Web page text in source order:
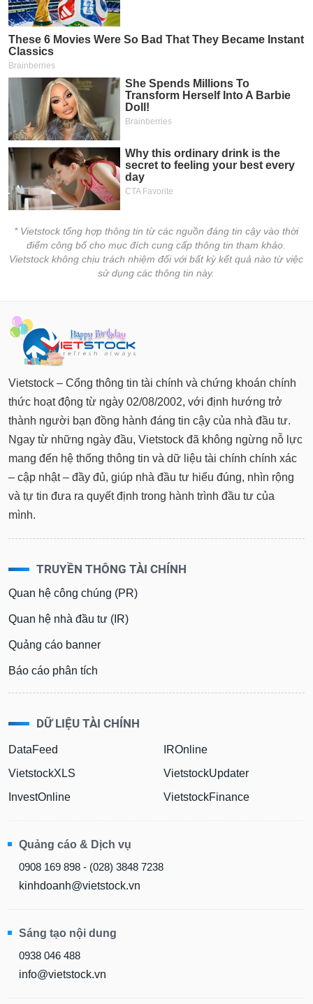
* Vietstock tổng hợp thông tin từ các nguồn đáng tin cậy vào thời
điểm công bố cho mục đích cung cấp thông tin tham khảo.
Vietstock không chịu trách nhiệm đối với bất kỳ kết quả nào từ việc
sử dụng các thông tin này.
Vietstock – Cổng thông tin tài chính và chứng khoán chính
thức hoạt động từ ngày 02/08/2002, với định hướng trở
thành người bạn đồng hành đáng tin cậy của nhà đầu tư.
Ngay từ những ngày đầu, Vietstock đã không ngừng nỗ lực
mang đến hệ thống thông tin và dữ liệu tài chính chính xác
– cập nhật – đầy đủ, giúp nhà đầu tư hiểu đúng, nhìn rộng
và tự tin đưa ra quyết định trong hành trình đầu tư của
mình.
TRUYỀN THÔNG TÀI CHÍNH
Quan hệ công chúng (PR)
Quan hệ nhà đầu tư (IR)
Quảng cáo banner
Báo cáo phân tích
DỮ LIỆU TÀI CHÍNH
DataFeed
VietstockXLS
InvestOnline
IROnline
VietstockUpdater
VietstockFinance
Quảng cáo & Dịch vụ
0908 169 898 - (028) 3848 7238
kinhdoanh@vietstock.vn
Sáng tạo nội dung
0938 046 488
info@vietstock.vn